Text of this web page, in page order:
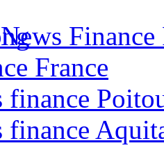
Finance
France
finance
finance